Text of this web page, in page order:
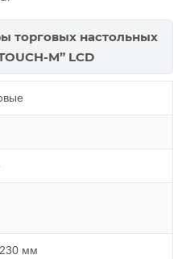
торговых настольных
M” LCD
мм